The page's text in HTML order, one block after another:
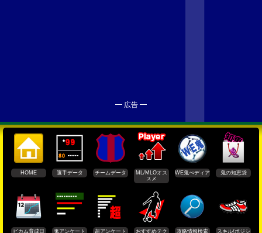
━ 広告 ━
HOME 選手データ チームデータ
ML/MLOオス
スメ
WE鬼ぺディア 鬼の知恵袋
ビカム育成日
鬼アンケート 超アンケート
おすすめテク
攻略情報検索
スキル/ポジシ